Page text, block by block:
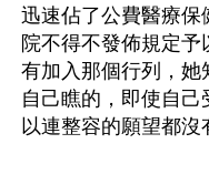
迅速佔了公費醫療保
院不得不發佈規定
有加入那個行列，
自己瞧的，即使自
以連整容的願望都沒